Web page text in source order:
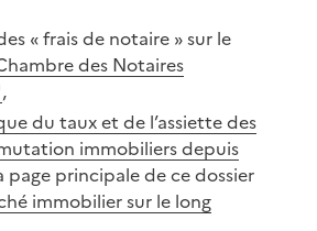
« frais de notaire » sur le
des Notaires
,
du taux et de l’assiette des
immobiliers depuis
page principale de ce dossier
immobilier sur le long